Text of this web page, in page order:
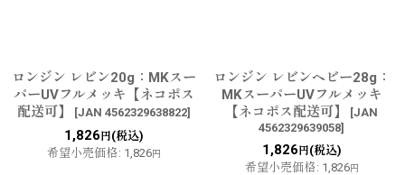
ロンジン レビン20g：MKスー
パーUVフルメッキ【ネコポス
配送可】
[JAN 4562329638822]
1,826 円(税込)
希望小売価格: 1,826円
ロンジン レビンヘビー28g：
MKスーパーUVフルメッキ
【ネコポス配送可】
[JAN
4562329639058]
1,826 円(税込)
希望小売価格: 1,826円